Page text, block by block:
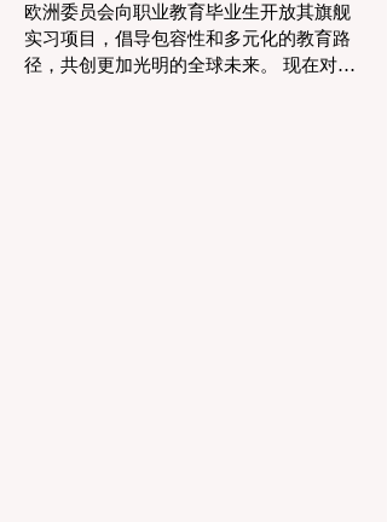
和积极的环境。 这种 #技术整合 最受赞誉
的成果之一是 #个性化学习 的显著增强。
由于智能技术可以即时分析个人的学习模
欧洲委员会向职业教育毕业生开放其旗舰
实习项目，倡导包容性和多元化的教育路
径，共创更加光明的全球未来。 现在对于